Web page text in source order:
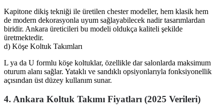
Kapitone dikiş tekniği ile üretilen chester modeller, hem klasik hem
de modern dekorasyonla uyum sağlayabilecek nadir tasarımlardan
biridir. Ankara üreticileri bu modeli oldukça kaliteli şekilde
üretmektedir.
d) Köşe Koltuk Takımları
L ya da U formlu köşe koltuklar, özellikle dar salonlarda maksimum
oturum alanı sağlar. Yataklı ve sandıklı opsiyonlarıyla fonksiyonellik
açısından üst düzey kullanım sunar.
4. Ankara Koltuk Takımı Fiyatları (2025 Verileri)